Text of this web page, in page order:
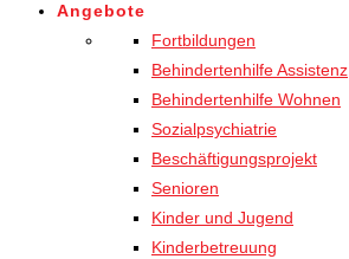
Angebote
Fortbildungen
Behindertenhilfe Assistenz
Behindertenhilfe Wohnen
Sozialpsychiatrie
Beschäftigungsprojekt
Senioren
Kinder und Jugend
Kinderbetreuung